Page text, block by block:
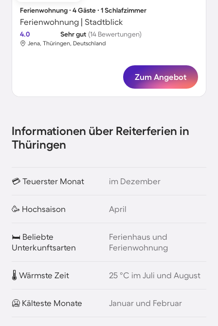
Ferienwohnung ∙ 4 Gäste ∙ 1 Schlafzimmer
Ferienwohnung | Stadtblick
4.0 Sehr gut (14 Bewertungen)
Jena, Thüringen, Deutschland
Zum Angebot
Informationen über Reiterferien in
Thüringen
💳 Teuerster Monat im Dezember
🥳 Hochsaison April
🛏️ Beliebte
Unterkunftsarten
Ferienhaus und
Ferienwohnung
🌡️ Wärmste Zeit 25 °C im Juli und August
🥶 Kälteste Monate Januar und Februar